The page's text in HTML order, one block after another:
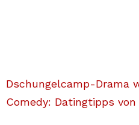
Dschungelcamp-Drama
Comedy: Datingtipps